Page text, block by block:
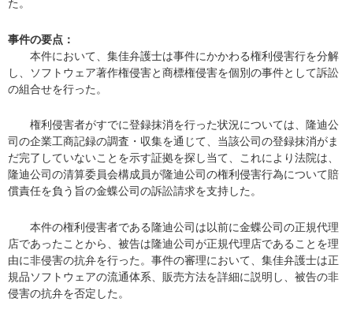
た。
事件の要点：
本件において、集佳弁護士は事件にかかわる権利侵害行を分解
し、ソフトウェア著作権侵害と商標権侵害を個別の事件として訴訟
の組合せを行った。
権利侵害者がすでに登録抹消を行った状況については、隆迪公
司の企業工商記録の調査・収集を通じて、当該公司の登録抹消がま
だ完了していないことを示す証拠を探し当て、これにより法院は、
隆迪公司の清算委員会構成員が隆迪公司の権利侵害行為について賠
償責任を負う旨の金蝶公司の訴訟請求を支持した。
本件の権利侵害者である隆迪公司は以前に金蝶公司の正規代理
店であったことから、被告は隆迪公司が正規代理店であることを理
由に非侵害の抗弁を行った。事件の審理において、集佳弁護士は正
規品ソフトウェアの流通体系、販売方法を詳細に説明し、被告の非
侵害の抗弁を否定した。